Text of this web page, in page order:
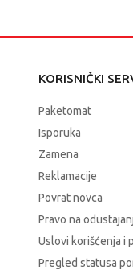
KORISNIČKI
Paketomat
Isporuka
Zamena
Reklamacije
Povrat novca
Pravo na
Uslovi korišćenja i
Pregled statusa